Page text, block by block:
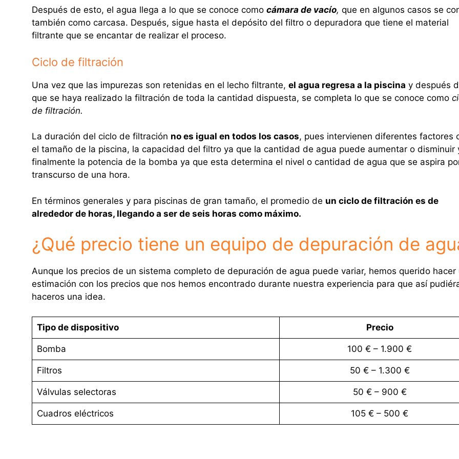
Después de esto, el agua llega a lo que se conoce como cámara de vacío, que en algunos casos se
también como carcasa. Después, sigue hasta el depósito del filtro o depuradora que tiene el material
filtrante que se encantar de realizar el proceso.
Ciclo de filtración
Una vez que las impurezas son retenidas en el lecho filtrante, el agua regresa a la piscina y después
que se haya realizado la filtración de toda la cantidad dispuesta, se completa lo que se conoce como
de filtración.
La duración del ciclo de filtración no es igual en todos los casos, pues intervienen diferentes factores
el tamaño de la piscina, la capacidad del filtro ya que la cantidad de agua puede aumentar o disminuir
finalmente la potencia de la bomba ya que esta determina el nivel o cantidad de agua que se aspira
transcurso de una hora.
En términos generales y para piscinas de gran tamaño, el promedio de un ciclo de filtración es de
alrededor de horas, llegando a ser de seis horas como máximo.
¿Qué precio tiene un equipo de depuración de
Aunque los precios de un sistema completo de depuración de agua puede variar, hemos querido hacer
estimación con los precios que nos hemos encontrado durante nuestra experiencia para que así
haceros una idea.
Tipo de dispositivo Precio
Bomba 100 € – 1.900 €
Filtros 50 € – 1.300 €
Válvulas selectoras 50 € – 900 €
Cuadros eléctricos 105 € – 500 €